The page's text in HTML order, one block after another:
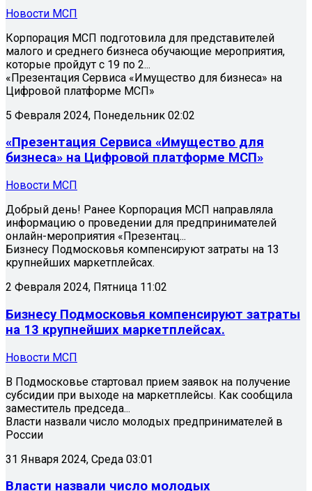
Новости МСП
Корпорация МСП подготовила для представителей
малого и среднего бизнеса обучающие мероприятия,
которые пройдут с 19 по 2...
«Презентация Сервиса «Имущество для бизнеса» на
Цифровой платформе МСП»
5 Февраля 2024, Понедельник 02:02
«Презентация Сервиса «Имущество для
бизнеса» на Цифровой платформе МСП»
Новости МСП
Добрый день! Ранее Корпорация МСП направляла
информацию о проведении для предпринимателей
онлайн-мероприятия «Презентац...
Бизнесу Подмосковья компенсируют затраты на 13
крупнейших маркетплейсах.
2 Февраля 2024, Пятница 11:02
Бизнесу Подмосковья компенсируют затраты
на 13 крупнейших маркетплейсах.
Новости МСП
В Подмосковье стартовал прием заявок на получение
субсидии при выходе на маркетплейсы. Как сообщила
заместитель председа...
Власти назвали число молодых предпринимателей в
России
31 Января 2024, Среда 03:01
Власти назвали число молодых